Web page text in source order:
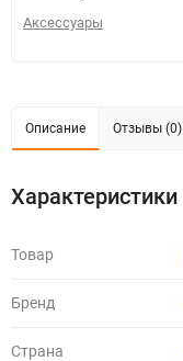
Аксессуары
Описание Отзывы (0)
Характеристики
Товар
Бренд
Страна